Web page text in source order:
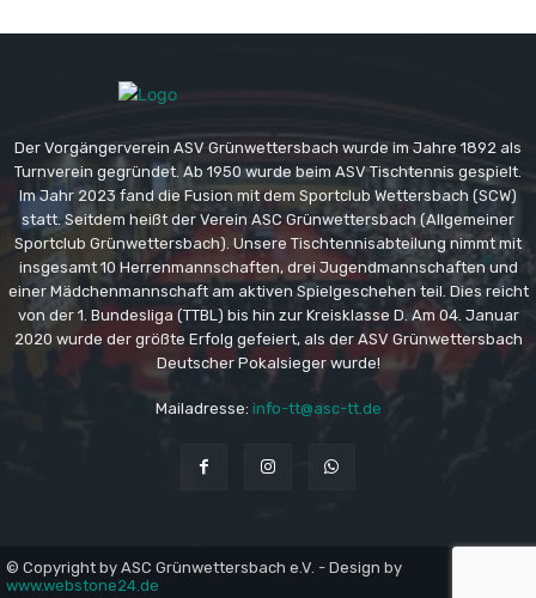
Der Vorgängerverein ASV Grünwettersbach wurde im Jahre 1892 als
Turnverein gegründet. Ab 1950 wurde beim ASV Tischtennis gespielt.
Im Jahr 2023 fand die Fusion mit dem Sportclub Wettersbach (SCW)
statt. Seitdem heißt der Verein ASC Grünwettersbach (Allgemeiner
Sportclub Grünwettersbach). Unsere Tischtennisabteilung nimmt mit
insgesamt 10 Herrenmannschaften, drei Jugendmannschaften und
einer Mädchenmannschaft am aktiven Spielgeschehen teil. Dies reicht
von der 1. Bundesliga (TTBL) bis hin zur Kreisklasse D. Am 04. Januar
2020 wurde der größte Erfolg gefeiert, als der ASV Grünwettersbach
Deutscher Pokalsieger wurde!
Mailadresse: info-tt@asc-tt.de
© Copyright by ASC Grünwettersbach e.V. - Design by
www.webstone24.de